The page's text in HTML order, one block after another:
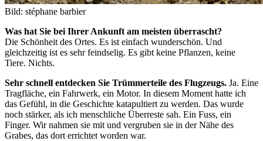
Bild: stéphane barbier
Was hat Sie bei Ihrer Ankunft am meisten überrascht?
Die Schönheit des Ortes. Es ist einfach wunderschön. Und
gleichzeitig ist es sehr feindselig. Es gibt keine Pflanzen, keine
Tiere. Nichts.
Sehr schnell entdecken Sie Trümmerteile des Flugzeugs. Ja. Eine
Tragfläche, ein Fahrwerk, ein Motor. In diesem Moment hatte ich
das Gefühl, in die Geschichte katapultiert zu werden. Das wurde
noch stärker, als ich menschliche Überreste sah. Ein Fuss, ein
Finger. Wir nahmen sie mit und vergruben sie in der Nähe des
Grabes, das dort errichtet worden war.